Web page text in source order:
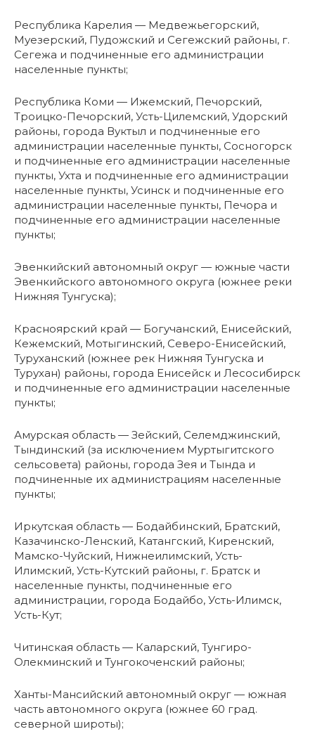
Республика Карелия — Медвежьегорский,
Муезерский, Пудожский и Сегежский районы, г.
Сегежа и подчиненные его администрации
населенные пункты;
Республика Коми — Ижемский, Печорский,
Троицко-Печорский, Усть-Цилемский, Удорский
районы, города Вуктыл и подчиненные его
администрации населенные пункты, Сосногорск
и подчиненные его администрации населенные
пункты, Ухта и подчиненные его администрации
населенные пункты, Усинск и подчиненные его
администрации населенные пункты, Печора и
подчиненные его администрации населенные
пункты;
Эвенкийский автономный округ — южные части
Эвенкийского автономного округа (южнее реки
Нижняя Тунгуска);
Красноярский край — Богучанский, Енисейский,
Кежемский, Мотыгинский, Северо-Енисейский,
Туруханский (южнее рек Нижняя Тунгуска и
Турухан) районы, города Енисейск и Лесосибирск
и подчиненные его администрации населенные
пункты;
Амурская область — Зейский, Селемджинский,
Тындинский (за исключением Муртыгитского
сельсовета) районы, города Зея и Тында и
подчиненные их администрациям населенные
пункты;
Иркутская область — Бодайбинский, Братский,
Казачинско-Ленский, Катангский, Киренский,
Мамско-Чуйский, Нижнеилимский, Усть-
Илимский, Усть-Кутский районы, г. Братск и
населенные пункты, подчиненные его
администрации, города Бодайбо, Усть-Илимск,
Усть-Кут;
Читинская область — Каларский, Тунгиро-
Олекминский и Тунгокоченский районы;
Ханты-Мансийский автономный округ — южная
часть автономного округа (южнее 60 град.
северной широты);